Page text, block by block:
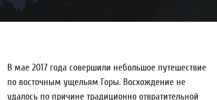
В мае 2017 года совершили небольшое путешествие
по восточным ущельям Горы. Восхождение не
удалось по причине традиционно отвратительной